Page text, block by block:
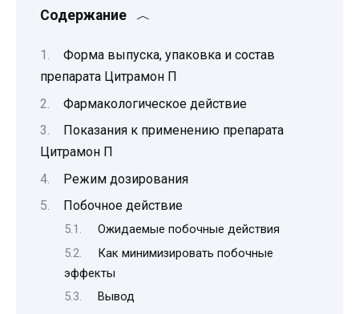
Содержание
Форма выпуска, упаковка и состав
препарата Цитрамон П
Фармакологическое действие
Показания к применению препарата
Цитрамон П
Режим дозирования
Побочное действие
Ожидаемые побочные действия
Как минимизировать побочные
эффекты
Вывод